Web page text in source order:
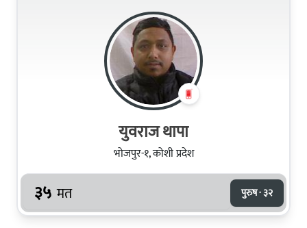
युवराज थापा
भोजपुर-१, कोशी प्रदेश
३५ मत पुरुष · ३२